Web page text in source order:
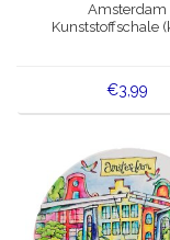
Amsterdam
Kunststoffschale
€3,99